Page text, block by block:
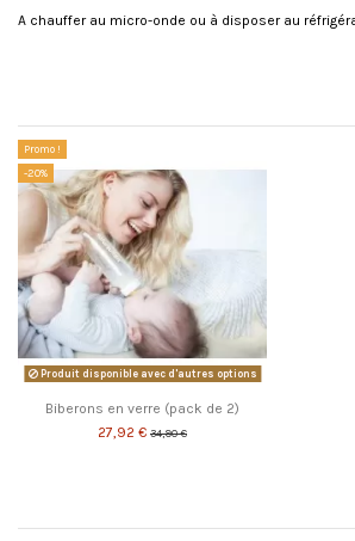
A chauffer au micro-onde ou à disposer au
Promo !
-20%
Produit disponible avec d'autres options
Biberons en verre (pack de 2)
27,92 € 34,90 €